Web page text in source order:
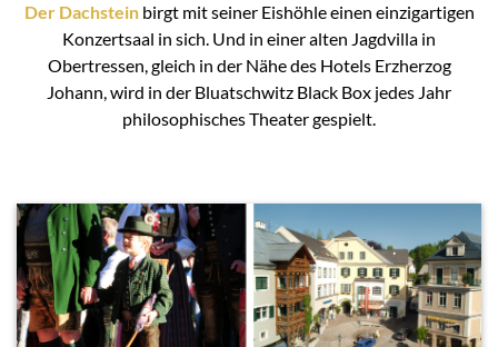
Der Dachsteinbirgt mit seiner Eishöhle einen einzigartigen
Konzertsaal in sich. Und in einer alten Jagdvilla in
Obertressen, gleich in der Nähe des Hotels Erzherzog
Johann, wird in der Bluatschwitz Black Box jedes Jahr
philosophisches Theater gespielt.